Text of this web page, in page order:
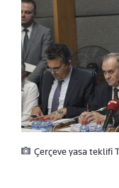
Çerçeve yasa teklifi